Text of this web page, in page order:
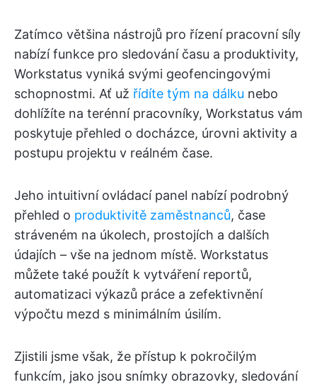
Zatímco většina nástrojů pro řízení pracovní síly
nabízí funkce pro sledování času a produktivity,
Workstatus vyniká svými geofencingovými
schopnostmi. Ať už řídíte tým na dálku nebo
dohlížíte na terénní pracovníky, Workstatus vám
poskytuje přehled o docházce, úrovni aktivity a
postupu projektu v reálném čase.
Jeho intuitivní ovládací panel nabízí podrobný
přehled o produktivitě zaměstnanců, čase
stráveném na úkolech, prostojích a dalších
údajích – vše na jednom místě. Workstatus
můžete také použít k vytváření reportů,
automatizaci výkazů práce a zefektivnění
výpočtu mezd s minimálním úsilím.
Zjistili jsme však, že přístup k pokročilým
funkcím, jako jsou snímky obrazovky, sledování